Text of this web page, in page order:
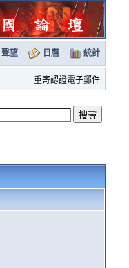
聲望 日曆 統計
重寄認證電子郵件